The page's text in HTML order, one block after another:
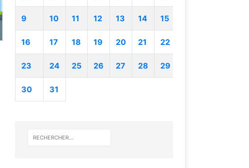
9 10 11 12 13 14 15
16 17 18 19 20 21 22
23 24 25 26 27 28 29
30 31